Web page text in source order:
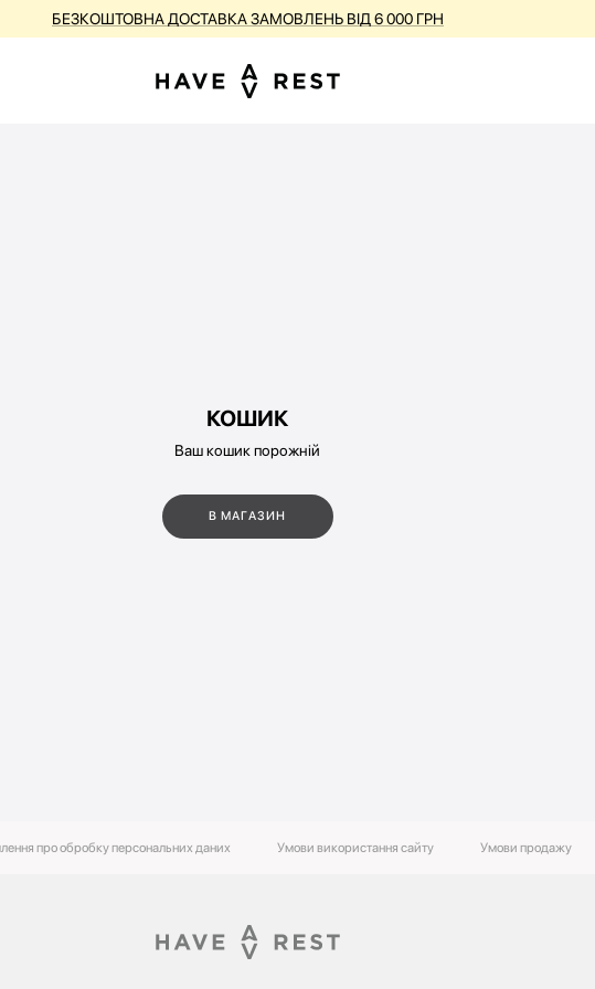
БЕЗКОШТОВНА ДОСТАВКА ЗАМОВЛЕНЬ ВІД 6 000 ГРН
КОШИК
Ваш кошик порожній
В МАГАЗИН
про обробку персональних даних Умови використання сайту Умови‌ ‌продажу‌